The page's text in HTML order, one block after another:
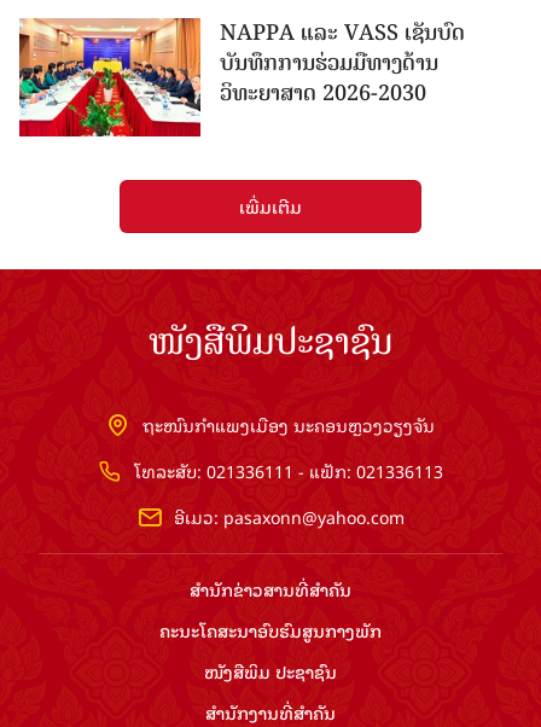
NAPPA ແລະ VASS ເຊັນບົດ
ບັນທຶກການຮ່ວມມືທາງດ້ານ
ວິທະຍາສາດ 2026-2030
ເພີ່ມເຕີມ
ໜັງສືພິມປະຊາຊົນ
ຖະໜົນກຳແພງເມືອງ ນະຄອນຫຼວງວຽງຈັນ
ໂທລະສັບ: 021336111 - ແຟັກ: 021336113
ອີເມວ: pasaxonn@yahoo.com
ສຳ​ນັກ​ຂ່າວ​ສານ​ທີ່​ສຳ​ຄັນ​
ຄະນະໂຄສະນາອົບຮົມ​ສູນ​ກາງ​ພັກ
ໜັງສືພິມ ປະ​ຊາ​ຊົນ
ສຳ​ນັກ​ງານ​ທີ່​ສຳ​ຄັນ